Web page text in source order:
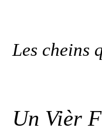
Les cheins
Un Vièr